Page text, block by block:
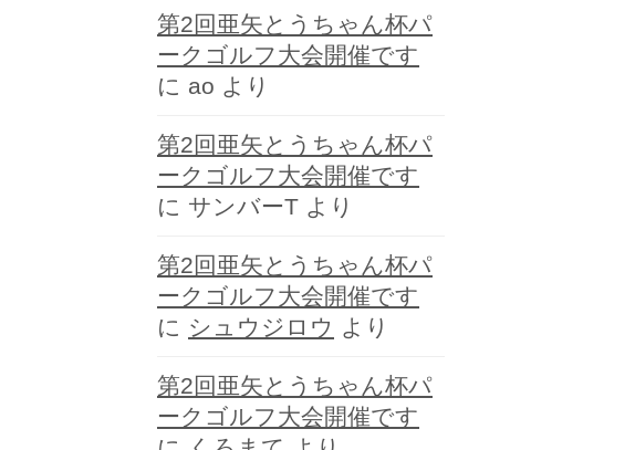
ー
第2回亜矢とうちゃん杯パ
ークゴルフ大会開催です
に ao より
第2回亜矢とうちゃん杯パ
ークゴルフ大会開催です
に サンバーT より
第2回亜矢とうちゃん杯パ
ークゴルフ大会開催です
に シュウジロウ より
第2回亜矢とうちゃん杯パ
ークゴルフ大会開催です